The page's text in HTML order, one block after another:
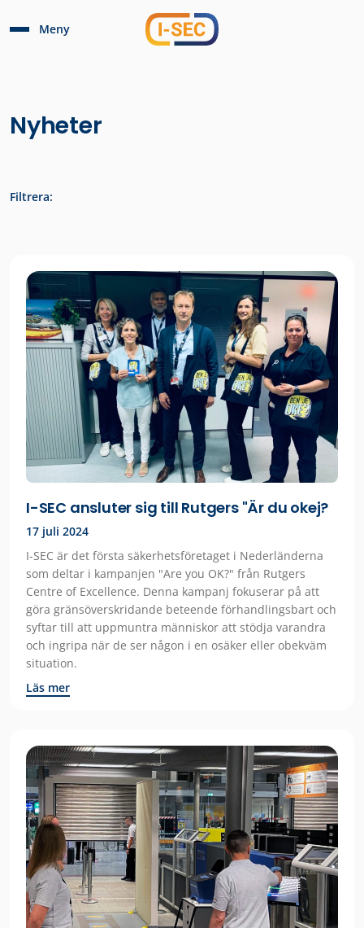
Meny
Nyheter
Filtrera:
I-SEC ansluter sig till Rutgers "Är du okej?
17 juli 2024
I-SEC är det första säkerhetsföretaget i Nederländerna
som deltar i kampanjen "Are you OK?" från Rutgers
Centre of Excellence. Denna kampanj fokuserar på att
göra gränsöverskridande beteende förhandlingsbart och
syftar till att uppmuntra människor att stödja varandra
och ingripa när de ser någon i en osäker eller obekväm
situation.
Läs mer